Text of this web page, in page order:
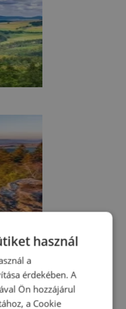
használ
a
érdekében. A
Ön hozzájárul
a Cookie